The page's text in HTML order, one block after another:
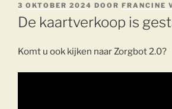
GEPLAATST
OP
3 OKTOBER 2024 DOOR FRANCINE
De kaartverkoop is
Komt u ook kijken naar Zorgbot 2.0?